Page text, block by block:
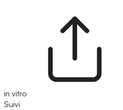
in vitro
Suivi